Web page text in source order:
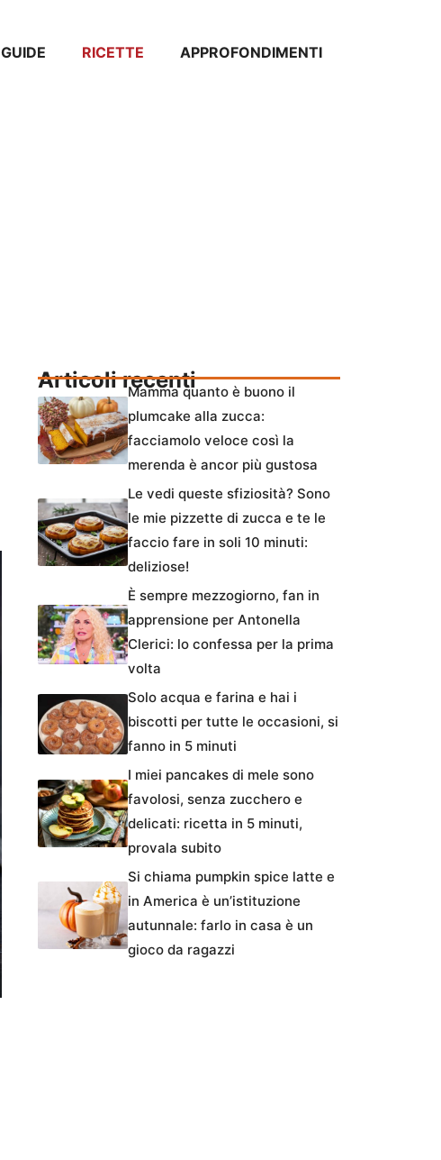
GUIDE RICETTE APPROFONDIMENTI
Articoli recentiMamma quanto è buono il
plumcake alla zucca:
facciamolo veloce così la
merenda è ancor più gustosa
Le vedi queste sfiziosità? Sono
le mie pizzette di zucca e te le
faccio fare in soli 10 minuti:
deliziose!
È sempre mezzogiorno, fan in
apprensione per Antonella
Clerici: lo confessa per la prima
volta
Solo acqua e farina e hai i
biscotti per tutte le occasioni, si
fanno in 5 minuti
I miei pancakes di mele sono
favolosi, senza zucchero e
delicati: ricetta in 5 minuti,
provala subito
Si chiama pumpkin spice latte e
in America è un’istituzione
autunnale: farlo in casa è un
gioco da ragazzi